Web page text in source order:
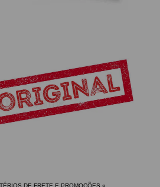
DE FRETE E PROMOÇÕES «